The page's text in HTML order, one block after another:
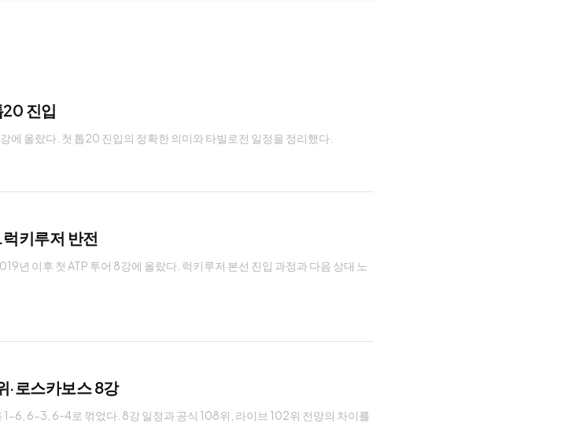
20 진입
올랐다. 첫 톱20 진입의 정확한 의미와 타빌로전 일정을 정리했다.
키루저 반전
년 이후 첫 ATP 투어 8강에 올랐다. 럭키루저 본선 진입 과정과 다음 상대 노
·로스카보스 8강
1-6, 6-3, 6-4로 꺾었다. 8강 일정과 공식 108위, 라이브 102위 전망의 차이를